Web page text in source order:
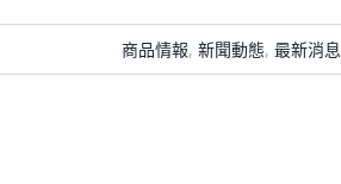
商品情報, 新聞動態, 最新消息